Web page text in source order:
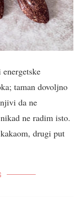
taman dovoljno
da ne
ne radim isto.
drugi put